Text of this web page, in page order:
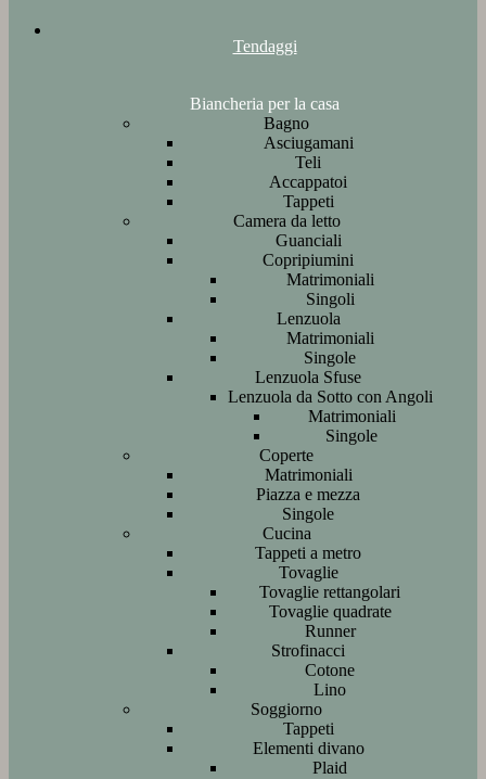
Tendaggi
Biancheria per la casa
Bagno
Asciugamani
Teli
Accappatoi
Tappeti
Camera da letto
Guanciali
Copripiumini
Matrimoniali
Singoli
Lenzuola
Matrimoniali
Singole
Lenzuola Sfuse
Lenzuola da Sotto con Angoli
Matrimoniali
Singole
Coperte
Matrimoniali
Piazza e mezza
Singole
Cucina
Tappeti a metro
Tovaglie
Tovaglie rettangolari
Tovaglie quadrate
Runner
Strofinacci
Cotone
Lino
Soggiorno
Tappeti
Elementi divano
Plaid